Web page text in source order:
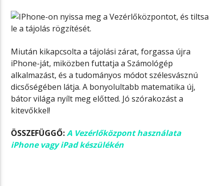
Miután kikapcsolta a tájolási zárat, forgassa újra
iPhone-ját, miközben futtatja a Számológép
alkalmazást, és a tudományos módot szélesvásznú
dicsőségében látja. A bonyolultabb matematika új,
bátor világa nyílt meg előtted. Jó szórakozást a
kitevőkkel!
ÖSSZEFÜGGŐ: A Vezérlőközpont használata
iPhone vagy iPad készülékén